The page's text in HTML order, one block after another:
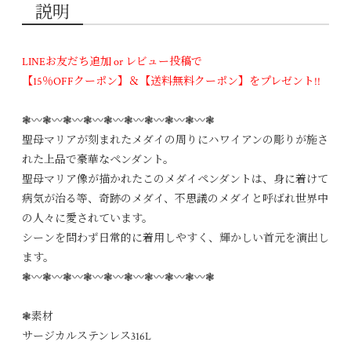
説明
LINEお友だち追加 or レビュー投稿で
【15％OFFクーポン】＆【送料無料クーポン】をプレゼント!!
❃〰︎❃〰︎❃〰︎❃〰︎❃〰︎❃〰︎❃〰︎❃〰︎❃〰︎❃
聖母マリアが刻まれたメダイの周りにハワイアンの彫りが施さ
れた上品で豪華なペンダント。
聖母マリア像が描かれたこのメダイペンダントは、身に着けて
病気が治る等、奇跡のメダイ、不思議のメダイと呼ばれ世界中
の人々に愛されています。
シーンを問わず日常的に着用しやすく、輝かしい首元を演出し
ます。
❃〰︎❃〰︎❃〰︎❃〰︎❃〰︎❃〰︎❃〰︎❃〰︎❃〰︎❃
❃素材
サージカルステンレス316L